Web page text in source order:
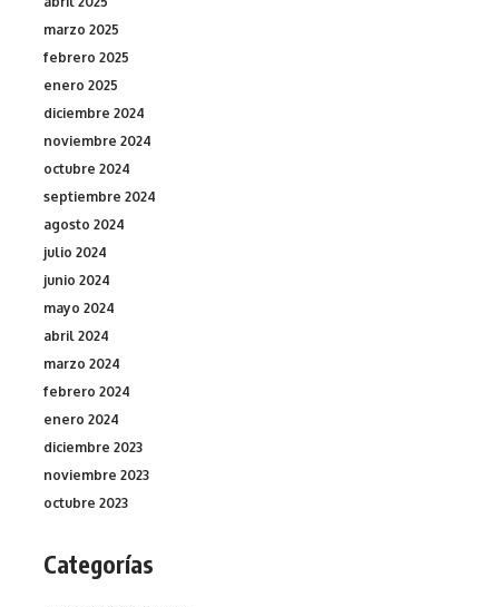
marzo 2025
febrero 2025
enero 2025
diciembre 2024
noviembre 2024
octubre 2024
septiembre 2024
agosto 2024
julio 2024
junio 2024
mayo 2024
abril 2024
marzo 2024
febrero 2024
enero 2024
diciembre 2023
noviembre 2023
octubre 2023
Categorías